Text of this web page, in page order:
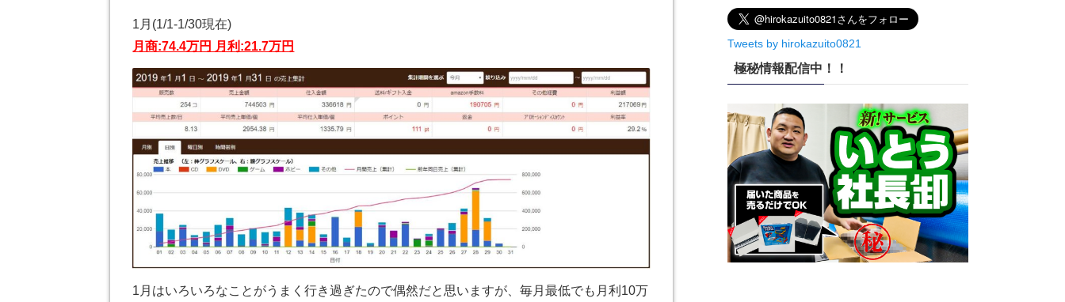
1月(1/1-1/30現在)
月商:74.4万円 月利:21.7万円
1月はいろいろなことがうまく行き過ぎたので偶然だと思いますが、毎月最低でも月利10万
Tweets by hirokazuito0821
極秘情報配信中！！